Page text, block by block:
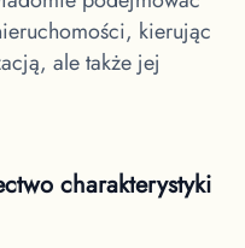
kierując
ale także jej
charakterystyki